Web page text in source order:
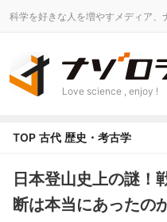
科学を好きな人を増やすメディア、
Love science , enjoy !
TOP 古代 歴史・考古学
日本登山史上の謎！
断は本当にあったの